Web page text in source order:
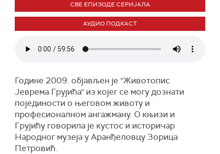
СВЕ ЕПИЗОДЕ СЕРИЈАЛА
АУДИО ПОДКАСТ
Године 2009. објављен је ''Животопис
Јеврема Грујића'' из којег се могу дознати
појединости о његовом животу и
професионалном ангажману. О књизи и
Грујићу говорила је кустос и историчар
Народног музеја у Аранђеловцу Зорица
Петровић.